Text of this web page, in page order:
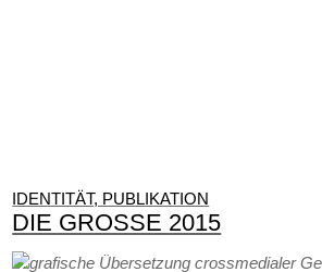
IDENTITÄT, PUBLIKATION
DIE GROSSE 2015